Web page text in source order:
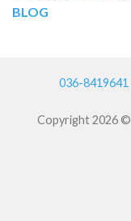
BLOG
036-8419641
Copyright 2026 ©